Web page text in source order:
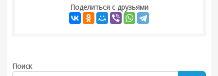
Поделиться с друзьями
Поиск